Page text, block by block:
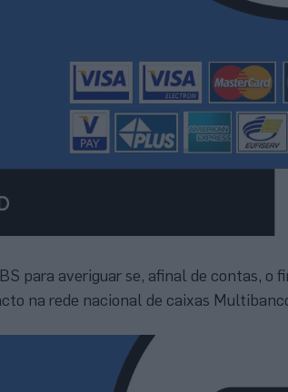
para averiguar se, afinal de contas, o
na rede nacional de caixas